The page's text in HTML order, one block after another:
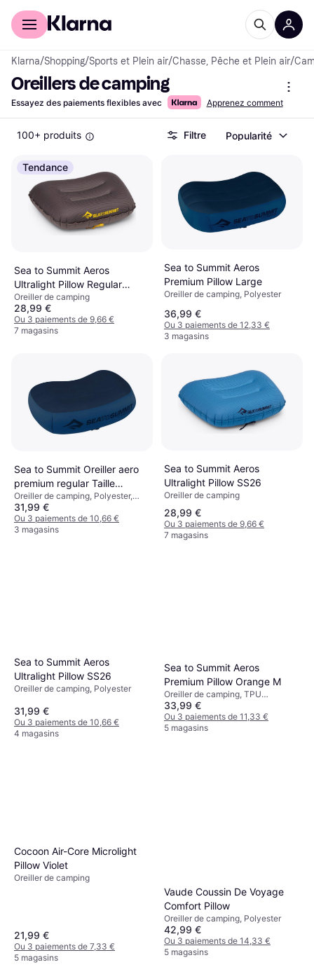
Acheter avec Klarna
Klarna/Shopping/Sports et Plein air/Chasse, Pêche et Plein air/
Oreillers de camping
Essayez des paiements flexibles avec Apprenez comment
100+ produits Filtre Popularité
Tendance
Sea to Summit Aeros
Ultralight Pillow Regular
Beluga
Oreiller de camping
28,99 €
Ou 3 paiements de 9,66 €
7 magasins
Sea to Summit Aeros
Premium Pillow Large
Oreiller de camping, Polyester
36,99 €
Ou 3 paiements de 12,33 €
3 magasins
Sea to Summit Oreiller aero
premium regular Taille
REGULAR Couleur LIME
Oreiller de camping, Polyester,
Nylon
31,99 €
Ou 3 paiements de 10,66 €
3 magasins
Sea to Summit Aeros
Ultralight Pillow SS26
Oreiller de camping
28,99 €
Ou 3 paiements de 9,66 €
7 magasins
Sea to Summit Aeros
Ultralight Pillow SS26
Oreiller de camping, Polyester
31,99 €
Ou 3 paiements de 10,66 €
4 magasins
Sea to Summit Aeros
Premium Pillow Orange M
Oreiller de camping, TPU
(Polyuréthane Thermoplastique),
Polyester
33,99 €
Ou 3 paiements de 11,33 €
5 magasins
Cocoon Air-Core Microlight
Pillow Violet
Oreiller de camping
21,99 €
Ou 3 paiements de 7,33 €
5 magasins
Vaude Coussin De Voyage
Comfort Pillow
Oreiller de camping, Polyester
42,99 €
Ou 3 paiements de 14,33 €
5 magasins